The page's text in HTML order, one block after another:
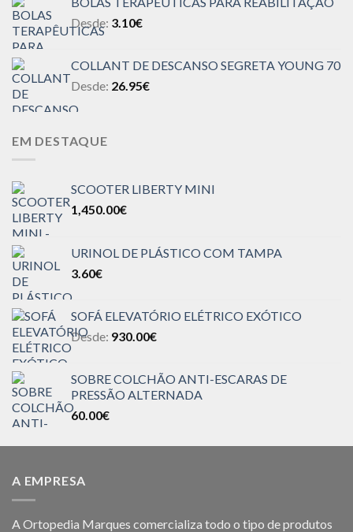
Desde: 3.10€
COLLANT DE DESCANSO SEGRETA YOUNG 70
Desde: 26.95€
EM DESTAQUE
SCOOTER LIBERTY MINI
1,450.00€
URINOL DE PLÁSTICO COM TAMPA
3.60€
SOFÁ ELEVATÓRIO ELÉTRICO EXÓTICO
Desde: 930.00€
SOBRE COLCHÃO ANTI-ESCARAS DE
PRESSÃO ALTERNADA
60.00€
A EMPRESA
A Ortopedia Marques comercializa todo o tipo de produtos